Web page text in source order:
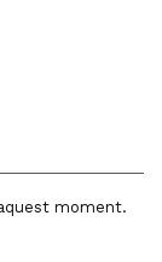
moment.